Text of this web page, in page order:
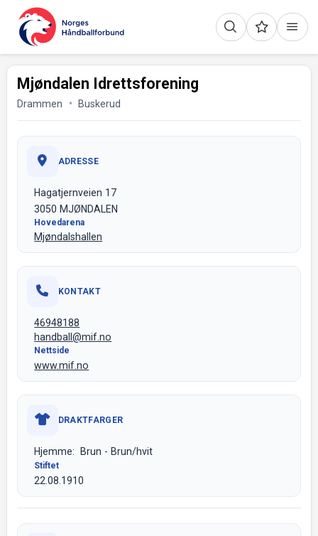
Mjøndalen Idrettsforening
Drammen Buskerud
ADRESSE
Hagatjernveien 17
3050 MJØNDALEN
Hovedarena
Mjøndalshallen
KONTAKT
46948188
handball@mif.no
Nettside
www.mif.no
DRAKTFARGER
Hjemme: Brun - Brun/hvit
Stiftet
22.08.1910